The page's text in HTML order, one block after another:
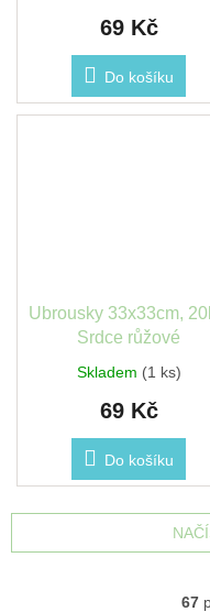
69 Kč
Do košíku
Ubrousky 33x33cm,
Srdce růžové
Skladem (1 ks)
69 Kč
Do košíku
67